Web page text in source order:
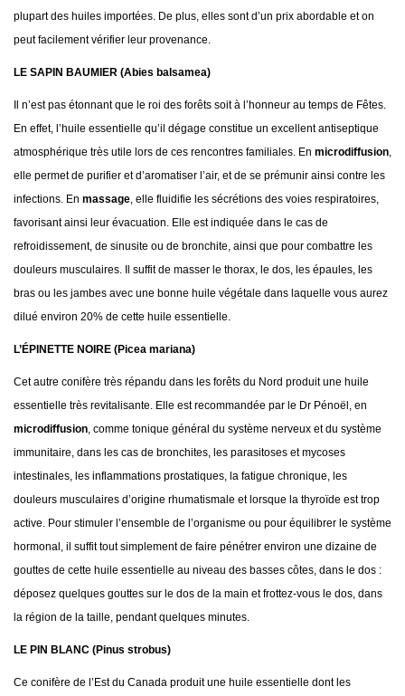
plupart des huiles importées. De plus, elles sont d’un prix abordable et on
peut facilement vérifier leur provenance.
LE SAPIN BAUMIER (Abies balsamea)
Il n’est pas étonnant que le roi des forêts soit à l’honneur au temps de Fêtes.
En effet, l’huile essentielle qu’il dégage constitue un excellent antiseptique
atmosphérique très utile lors de ces rencontres familiales. En microdiffusion,
elle permet de purifier et d’aromatiser l’air, et de se prémunir ainsi contre les
infections. En massage, elle fluidifie les sécrétions des voies respiratoires,
favorisant ainsi leur évacuation. Elle est indiquée dans le cas de
refroidissement, de sinusite ou de bronchite, ainsi que pour combattre les
douleurs musculaires. Il suffit de masser le thorax, le dos, les épaules, les
bras ou les jambes avec une bonne huile végétale dans laquelle vous aurez
dilué environ 20% de cette huile essentielle.
L’ÉPINETTE NOIRE (Picea mariana)
Cet autre conifère très répandu dans les forêts du Nord produit une huile
essentielle très revitalisante. Elle est recommandée par le Dr Pénoël, en
microdiffusion, comme tonique général du système nerveux et du système
immunitaire, dans les cas de bronchites, les parasitoses et mycoses
intestinales, les inflammations prostatiques, la fatigue chronique, les
douleurs musculaires d’origine rhumatismale et lorsque la thyroïde est trop
active. Pour stimuler l’ensemble de l’organisme ou pour équilibrer le système
hormonal, il suffit tout simplement de faire pénétrer environ une dizaine de
gouttes de cette huile essentielle au niveau des basses côtes, dans le dos :
déposez quelques gouttes sur le dos de la main et frottez-vous le dos, dans
la région de la taille, pendant quelques minutes.
LE PIN BLANC (Pinus strobus)
Ce conifère de l’Est du Canada produit une huile essentielle dont les